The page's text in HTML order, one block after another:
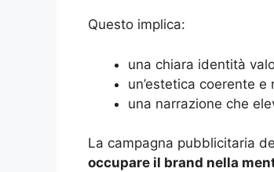
Questo implica:
una chiara identità
un’estetica coerente e
una narrazione che
La campagna pubblicitaria
occupare il brand nella